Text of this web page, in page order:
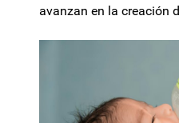
avanzan en la creación